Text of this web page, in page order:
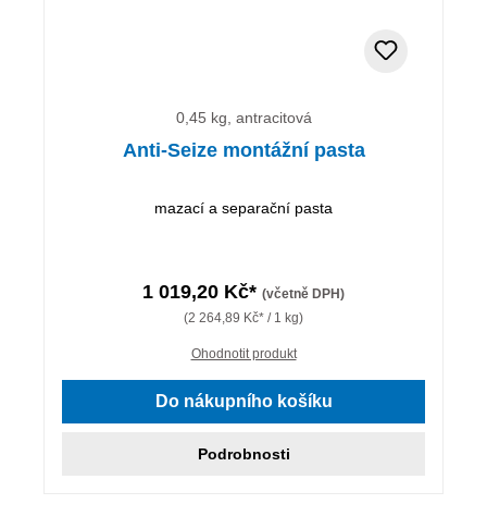
0,45 kg, antracitová
Anti-Seize montážní pasta
mazací a separační pasta
1 019,20 Kč* (včetně DPH)
(2 264,89 Kč* / 1 kg)
Ohodnotit produkt
Do nákupního košíku
Podrobnosti